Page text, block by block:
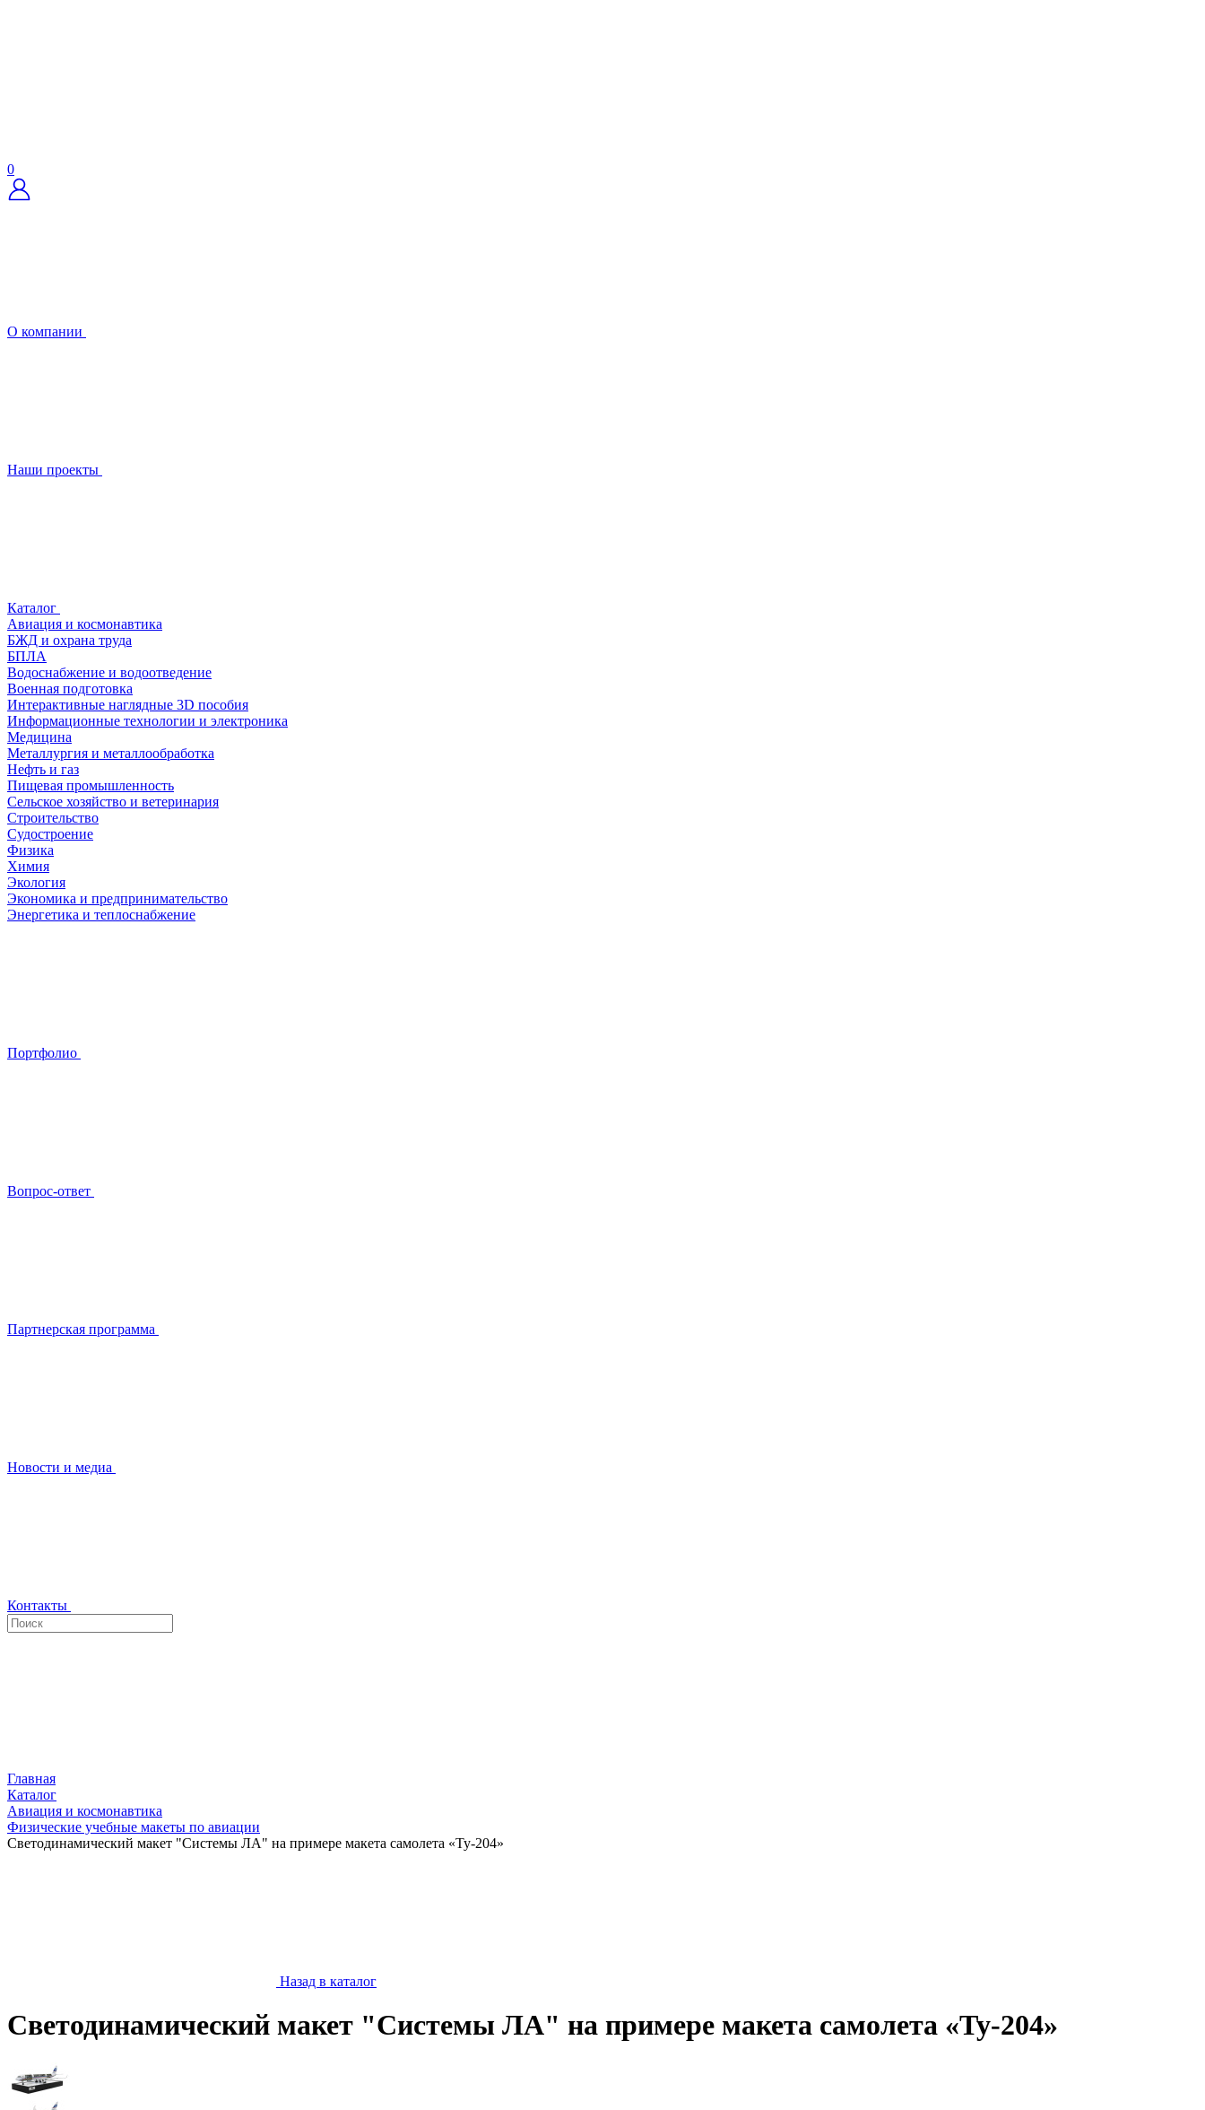
0
О компании
Наши проекты
Каталог
Авиация и космонавтика
БЖД и охрана труда
БПЛА
Водоснабжение и водоотведение
Военная подготовка
Интерактивные наглядные 3D пособия
Информационные технологии и электроника
Медицина
Металлургия и металлообработка
Нефть и газ
Пищевая промышленность
Сельское хозяйство и ветеринария
Строительство
Судостроение
Физика
Химия
Экология
Экономика и предпринимательство
Энергетика и теплоснабжение
Портфолио
Вопрос-ответ
Партнерская программа
Новости и медиа
Контакты
Главная
Каталог
Авиация и космонавтика
Физические учебные макеты по авиации
Светодинамический макет "Системы ЛА" на примере макета самолета «Ту-204»
Назад в каталог
Светодинамический макет "Системы ЛА" на примере макета самолета «Ту-204»